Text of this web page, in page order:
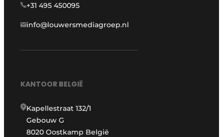
+31 495 450095
info@louwersmediagroep.nl
KANTOOR BELGIË
Kapellestraat 132/1
Gebouw G
8020 Oostkamp België